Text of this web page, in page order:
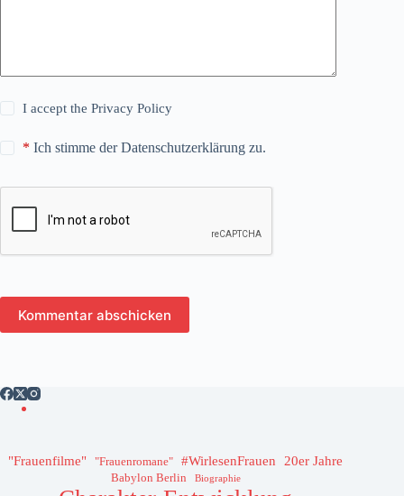
I accept thePrivacy Policy
* Ich stimme der Datenschutzerklärung zu.
Kommentar abschicken
"Frauenfilme" "Frauenromane" #WirlesenFrauen 20er Jahre
Babylon Berlin Biographie